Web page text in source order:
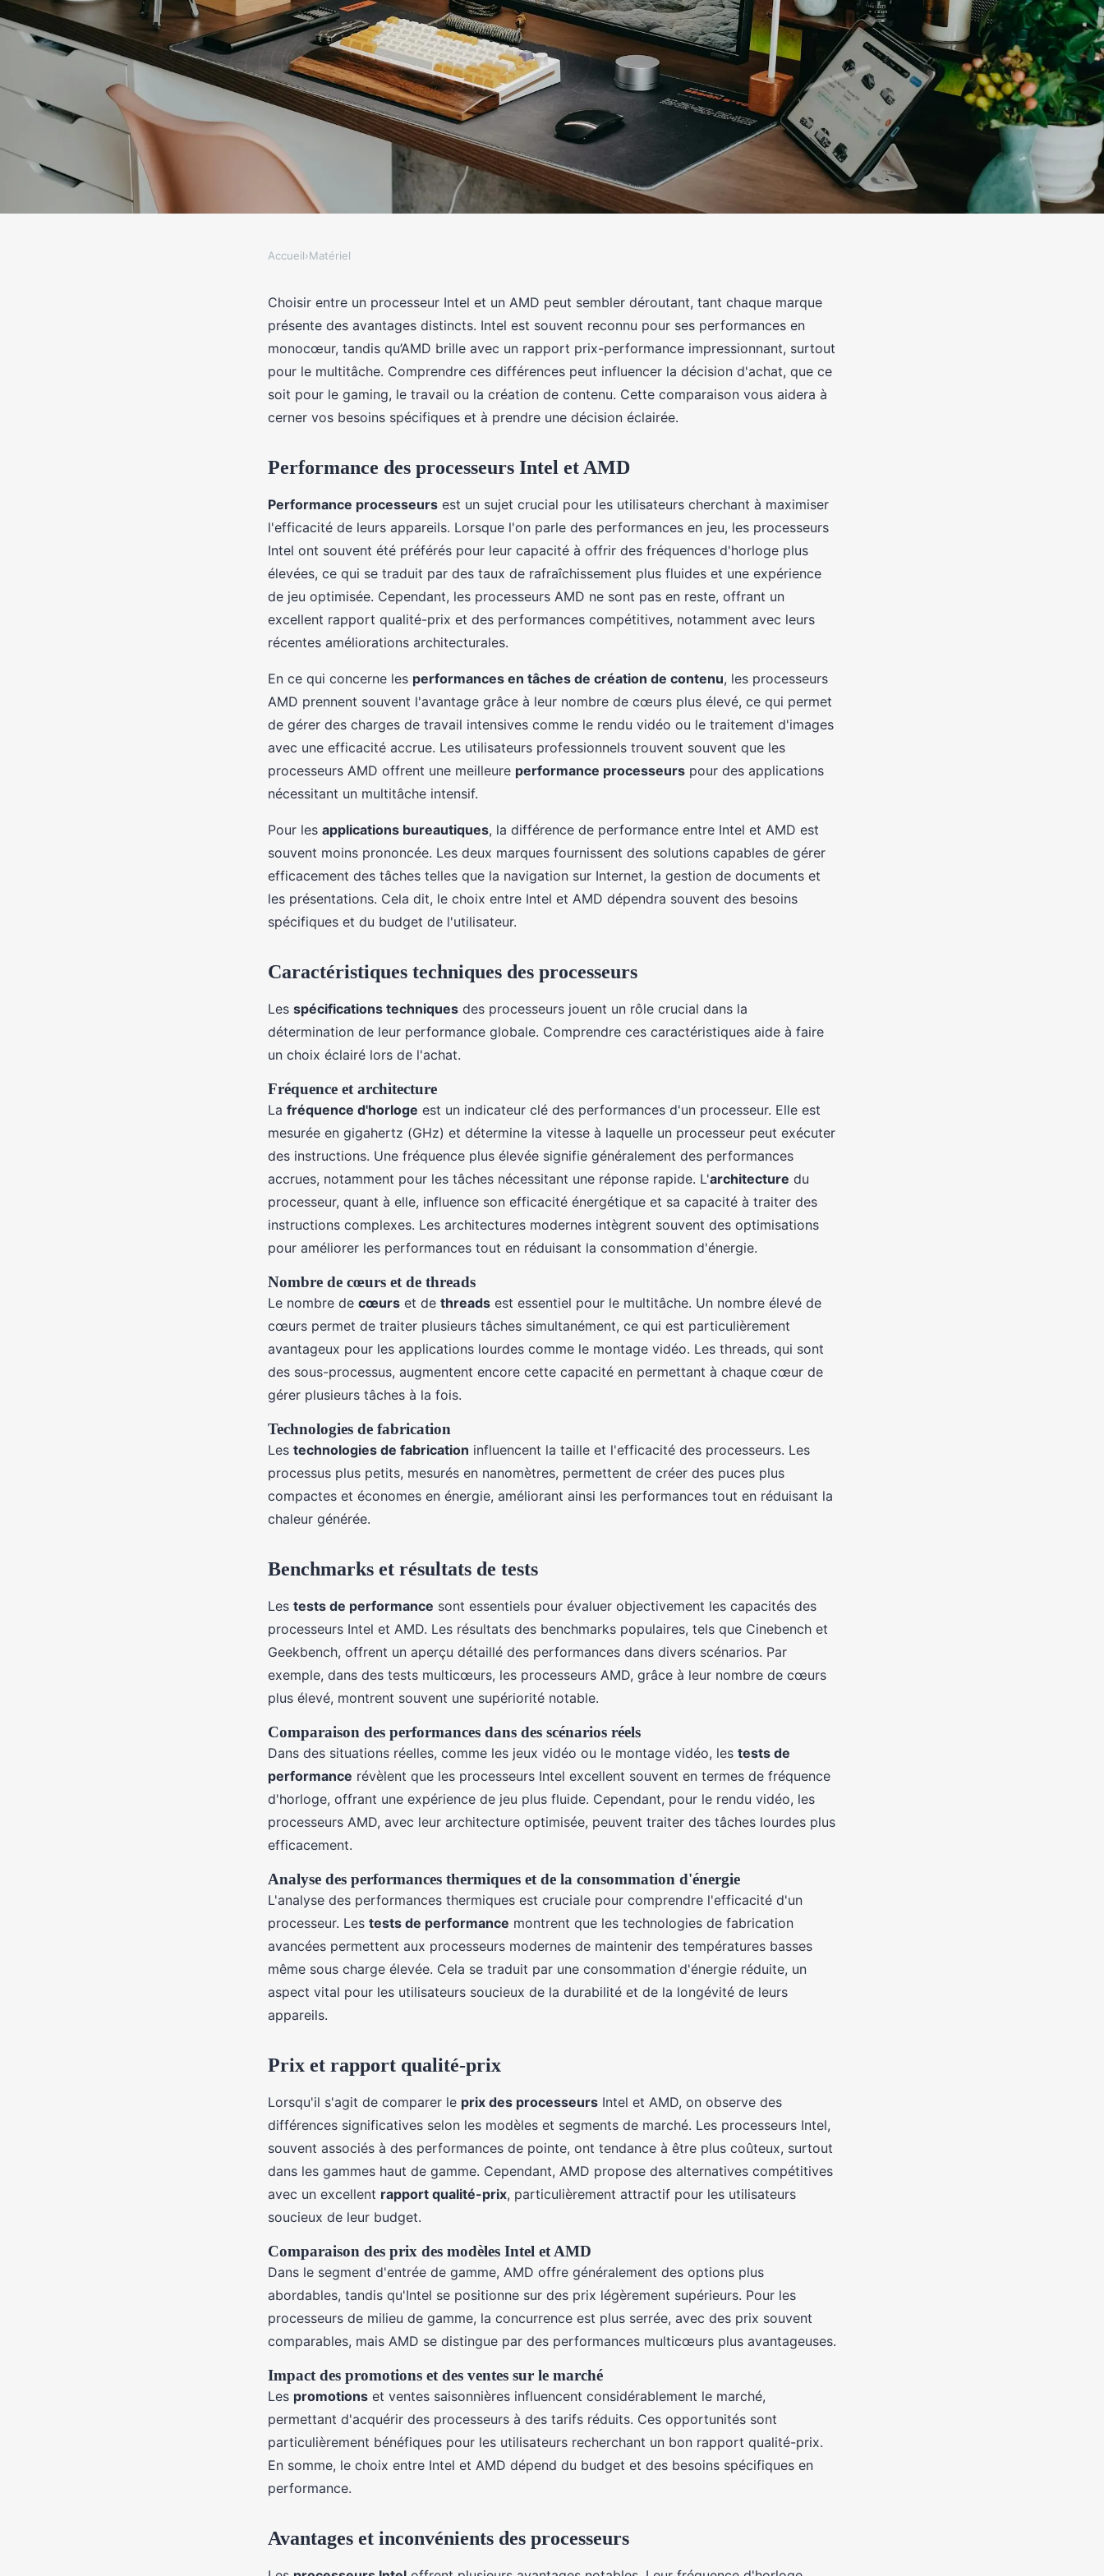
Comparaison entre processeurs Intel et
Accueil›Matériel
Choisir entre un processeur Intel et un AMD peut sembler déroutant, tant chaque marque
présente des avantages distincts. Intel est souvent reconnu pour ses performances en
monocœur, tandis qu’AMD brille avec un rapport prix-performance impressionnant, surtout
pour le multitâche. Comprendre ces différences peut influencer la décision d'achat, que ce
soit pour le gaming, le travail ou la création de contenu. Cette comparaison vous aidera à
cerner vos besoins spécifiques et à prendre une décision éclairée.
Performance des processeurs Intel et AMD
Performance processeurs est un sujet crucial pour les utilisateurs cherchant à maximiser
l'efficacité de leurs appareils. Lorsque l'on parle des performances en jeu, les processeurs
Intel ont souvent été préférés pour leur capacité à offrir des fréquences d'horloge plus
élevées, ce qui se traduit par des taux de rafraîchissement plus fluides et une expérience
de jeu optimisée. Cependant, les processeurs AMD ne sont pas en reste, offrant un
excellent rapport qualité-prix et des performances compétitives, notamment avec leurs
récentes améliorations architecturales.
En ce qui concerne les performances en tâches de création de contenu, les processeurs
AMD prennent souvent l'avantage grâce à leur nombre de cœurs plus élevé, ce qui permet
de gérer des charges de travail intensives comme le rendu vidéo ou le traitement d'images
avec une efficacité accrue. Les utilisateurs professionnels trouvent souvent que les
processeurs AMD offrent une meilleure performance processeurs pour des applications
nécessitant un multitâche intensif.
Pour les applications bureautiques, la différence de performance entre Intel et AMD est
souvent moins prononcée. Les deux marques fournissent des solutions capables de gérer
efficacement des tâches telles que la navigation sur Internet, la gestion de documents et
les présentations. Cela dit, le choix entre Intel et AMD dépendra souvent des besoins
spécifiques et du budget de l'utilisateur.
Caractéristiques techniques des processeurs
Les spécifications techniques des processeurs jouent un rôle crucial dans la
détermination de leur performance globale. Comprendre ces caractéristiques aide à faire
un choix éclairé lors de l'achat.
Fréquence et architecture
La fréquence d'horloge est un indicateur clé des performances d'un processeur. Elle est
mesurée en gigahertz (GHz) et détermine la vitesse à laquelle un processeur peut exécuter
des instructions. Une fréquence plus élevée signifie généralement des performances
accrues, notamment pour les tâches nécessitant une réponse rapide. L'architecture du
processeur, quant à elle, influence son efficacité énergétique et sa capacité à traiter des
instructions complexes. Les architectures modernes intègrent souvent des optimisations
pour améliorer les performances tout en réduisant la consommation d'énergie.
Nombre de cœurs et de threads
Le nombre de cœurs et de threads est essentiel pour le multitâche. Un nombre élevé de
cœurs permet de traiter plusieurs tâches simultanément, ce qui est particulièrement
avantageux pour les applications lourdes comme le montage vidéo. Les threads, qui sont
des sous-processus, augmentent encore cette capacité en permettant à chaque cœur de
gérer plusieurs tâches à la fois.
Technologies de fabrication
Les technologies de fabrication influencent la taille et l'efficacité des processeurs. Les
processus plus petits, mesurés en nanomètres, permettent de créer des puces plus
compactes et économes en énergie, améliorant ainsi les performances tout en réduisant la
chaleur générée.
Benchmarks et résultats de tests
Les tests de performance sont essentiels pour évaluer objectivement les capacités des
processeurs Intel et AMD. Les résultats des benchmarks populaires, tels que Cinebench et
Geekbench, offrent un aperçu détaillé des performances dans divers scénarios. Par
exemple, dans des tests multicœurs, les processeurs AMD, grâce à leur nombre de cœurs
plus élevé, montrent souvent une supériorité notable.
Comparaison des performances dans des scénarios réels
Dans des situations réelles, comme les jeux vidéo ou le montage vidéo, les tests de
performance révèlent que les processeurs Intel excellent souvent en termes de fréquence
d'horloge, offrant une expérience de jeu plus fluide. Cependant, pour le rendu vidéo, les
processeurs AMD, avec leur architecture optimisée, peuvent traiter des tâches lourdes plus
efficacement.
Analyse des performances thermiques et de la consommation d'énergie
L'analyse des performances thermiques est cruciale pour comprendre l'efficacité d'un
processeur. Les tests de performance montrent que les technologies de fabrication
avancées permettent aux processeurs modernes de maintenir des températures basses
même sous charge élevée. Cela se traduit par une consommation d'énergie réduite, un
aspect vital pour les utilisateurs soucieux de la durabilité et de la longévité de leurs
appareils.
Prix et rapport qualité-prix
Lorsqu'il s'agit de comparer le prix des processeurs Intel et AMD, on observe des
différences significatives selon les modèles et segments de marché. Les processeurs Intel,
souvent associés à des performances de pointe, ont tendance à être plus coûteux, surtout
dans les gammes haut de gamme. Cependant, AMD propose des alternatives compétitives
avec un excellent rapport qualité-prix, particulièrement attractif pour les utilisateurs
soucieux de leur budget.
Comparaison des prix des modèles Intel et AMD
Dans le segment d'entrée de gamme, AMD offre généralement des options plus
abordables, tandis qu'Intel se positionne sur des prix légèrement supérieurs. Pour les
processeurs de milieu de gamme, la concurrence est plus serrée, avec des prix souvent
comparables, mais AMD se distingue par des performances multicœurs plus avantageuses.
Impact des promotions et des ventes sur le marché
Les promotions et ventes saisonnières influencent considérablement le marché,
permettant d'acquérir des processeurs à des tarifs réduits. Ces opportunités sont
particulièrement bénéfiques pour les utilisateurs recherchant un bon rapport qualité-prix.
En somme, le choix entre Intel et AMD dépend du budget et des besoins spécifiques en
performance.
Avantages et inconvénients des processeurs